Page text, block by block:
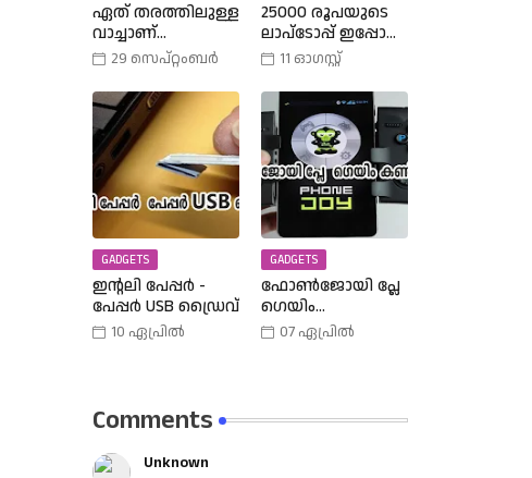
ഏത് തരത്തിലുള്ള
വാച്ചാണ്
നിങ്ങളുടെ
കൈയ്യിലുള്ളത്,
അത് എങ്ങനെ
തിരഞ്ഞെടുത്തു?
വിവിധ
തരത്തിലുള്ള
വാച്ചുകൾ
പരിചയപ്പെടാം.
29 സെപ്റ്റംബർ
25000 രൂപയുടെ
ലാപ്ടോപ്പ് ഇപ്പോൾ
18990 രൂപക്കു
Freedom Sale Buy A
25000 Laptop In
18,900 Rupees |
11 ഓഗസ്റ്റ്
GADGETS
ഇന്റലി പേപ്പർ -
പേപ്പർ USB ഡ്രൈവ്
10 ഏപ്രിൽ
GADGETS
ഫോൺജോയി പ്ലേ
ഗെയിം
കൺട്രോളർ |
07 ഏപ്രിൽ
Comments
Unknown